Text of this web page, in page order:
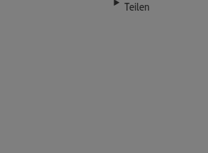
Teilen